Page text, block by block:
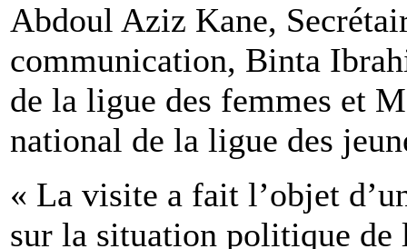
Abdoul Aziz Kane,
communication, Binta
de la ligue des femmes et
national de la ligue des
« La visite a fait l’objet
sur la situation politique